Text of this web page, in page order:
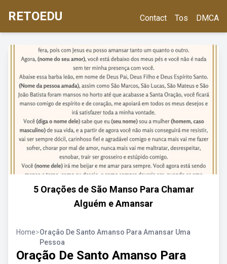
RETOEDU Contact Tos DMCA
5 Orações de São Manso Para Chamar
Alguém e Amansar
Home>Oração De Santo Amanso Para Amansar Uma
Pessoa
Oração De Santo Amanso Para